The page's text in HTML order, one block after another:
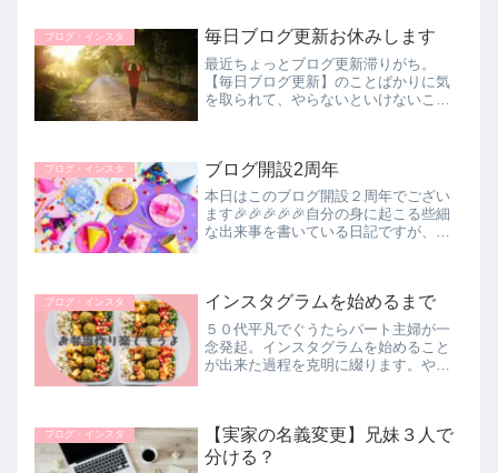
ブログ・インスタ 毎日ブログ更新お休みします
最近ちょっとブログ更新滞りがち。
【毎日ブログ更新】のことばかりに気
を取られて、やらないといけないこと
とを考えたり気づけたりして、楽しん
で書...
ブログ・インスタ ブログ開設2周年
本日はこのブログ開設２周年でござい
ます🎉🎉🎉🎉🎉自分の身に起こる些細
な出来事を書いている日記ですが、読
ましたが、昨年に相次いで父母が亡く
な...
ブログ・インスタ インスタグラムを始めるまで
５０代平凡でぐうたらパート主婦が一
念発起。インスタグラムを始めること
が出来た過程を克明に綴ります。やっ
果・・・
ブログ・インスタ
【実家の名義変更】兄妹３人で
分ける？